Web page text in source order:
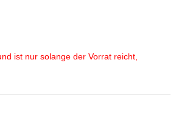
ist nur solange der Vorrat reicht,